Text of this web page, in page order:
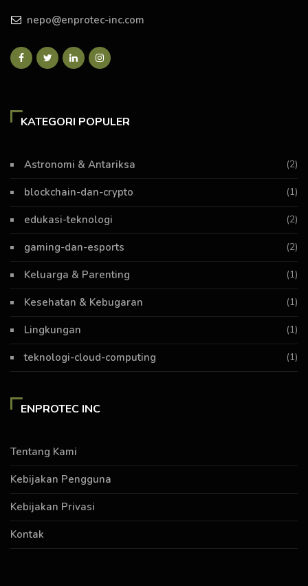
nepo@enprotec-inc.com
KATEGORI POPULER
Astronomi & Antariksa (2)
blockchain-dan-crypto (1)
edukasi-teknologi (2)
gaming-dan-esports (2)
Keluarga & Parenting (1)
Kesehatan & Kebugaran (1)
Lingkungan (1)
teknologi-cloud-computing (1)
ENPROTEC INC
Tentang Kami
Kebijakan Pengguna
Kebijakan Privasi
Kontak